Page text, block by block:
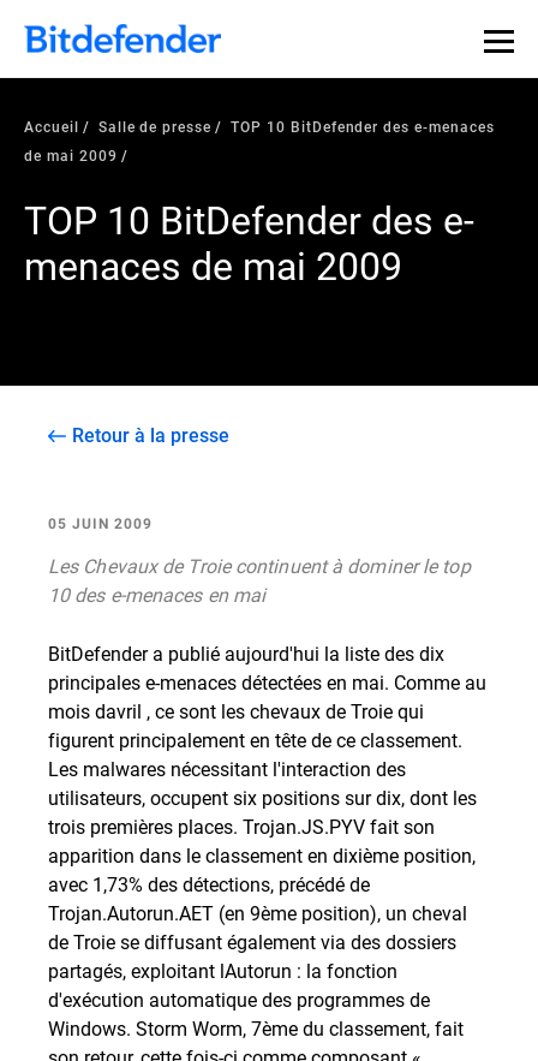
Accueil Salle de presse
TOP 10 BitDefender des e-menaces
de mai 2009
TOP 10 BitDefender des e-
menaces de mai 2009
Retour à la presse
05 JUIN 2009
Les Chevaux de Troie continuent à dominer le top
10 des e-menaces en mai
BitDefender a publié aujourd'hui la liste des dix
principales e-menaces détectées en mai. Comme au
mois davril , ce sont les chevaux de Troie qui
figurent principalement en tête de ce classement.
Les malwares nécessitant l'interaction des
utilisateurs, occupent six positions sur dix, dont les
trois premières places. Trojan.JS.PYV fait son
apparition dans le classement en dixième position,
avec 1,73% des détections, précédé de
Trojan.Autorun.AET (en 9ème position), un cheval
de Troie se diffusant également via des dossiers
partagés, exploitant lAutorun : la fonction
d'exécution automatique des programmes de
Windows. Storm Worm, 7ème du classement, fait